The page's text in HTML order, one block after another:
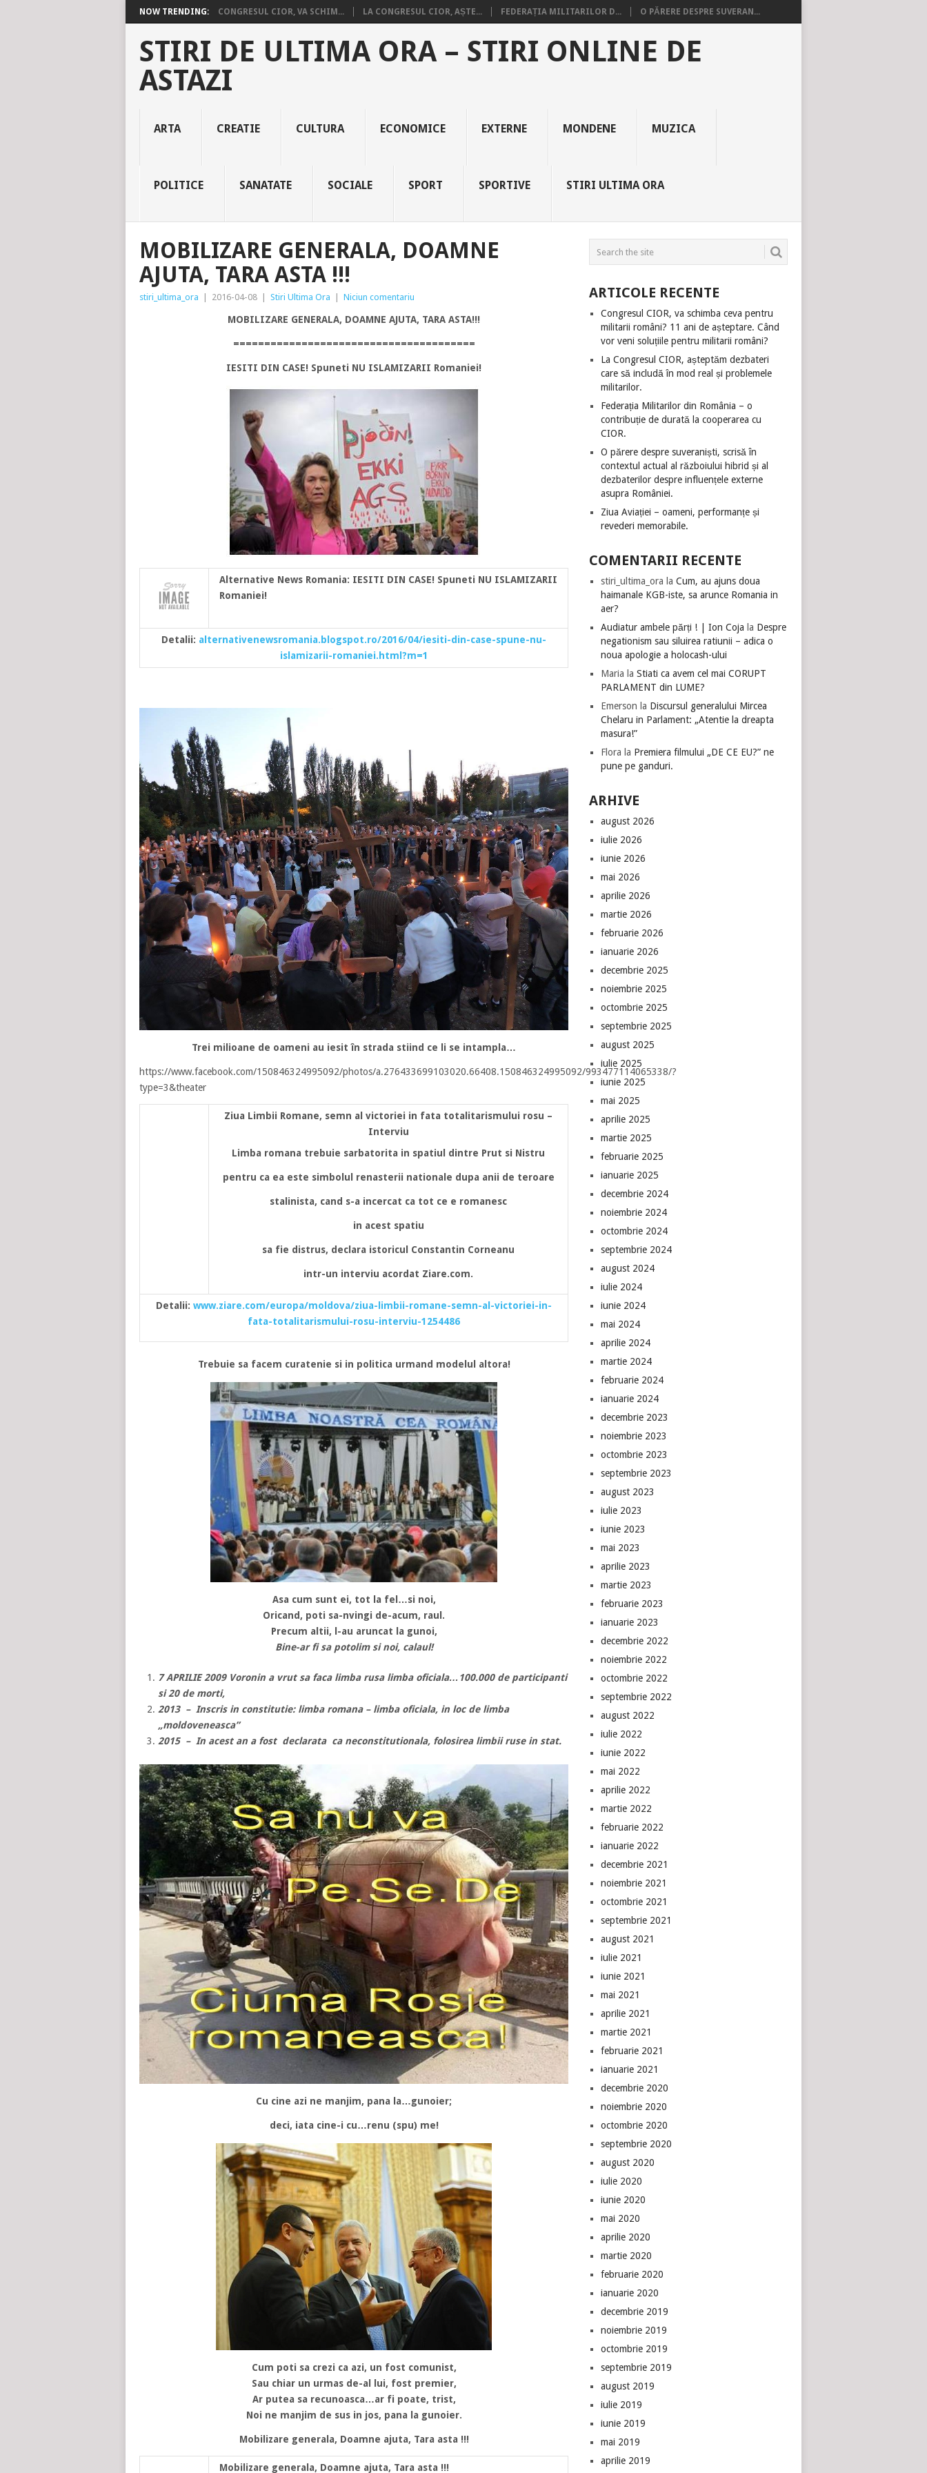
NOW TRENDING: CONGRESUL CIOR, VA SCHIM... LA CONGRESUL CIOR, AȘTE... FEDERAȚIA MILITARILOR D... O PĂRERE DESPRE SUVERAN...
STIRI DE ULTIMA ORA – STIRI ONLINE DE
ASTAZI
ARTA CREATIE CULTURA ECONOMICE EXTERNE MONDENE MUZICA
POLITICE SANATATE SOCIALE SPORT SPORTIVE STIRI ULTIMA ORA
MOBILIZARE GENERALA, DOAMNE
AJUTA, TARA ASTA !!!
stiri_ultima_ora 2016-04-08 Stiri Ultima Ora Niciun comentariu
MOBILIZARE GENERALA, DOAMNE AJUTA, TARA ASTA!!!
=======================================
IESITI DIN CASE! Spuneti NU ISLAMIZARII Romaniei!
Alternative News Romania: IESITI DIN CASE! Spuneti NU ISLAMIZARII
Romaniei!
Detalii: alternativenewsromania.blogspot.ro/2016/04/iesiti-din-case-spune-nu-
islamizarii-romaniei.html?m=1
Trei milioane de oameni au iesit în strada stiind ce li se intampla…
https://www.facebook.com/150846324995092/photos/a.276433699103020.66408.150846324995092/993477114065338/?
type=3&theater
Ziua Limbii Romane, semn al victoriei in fata totalitarismului rosu –
Interviu
Limba romana trebuie sarbatorita in spatiul dintre Prut si Nistru
pentru ca ea este simbolul renasterii nationale dupa anii de teroare
stalinista, cand s-a incercat ca tot ce e romanesc
in acest spatiu
sa fie distrus, declara istoricul Constantin Corneanu
intr-un interviu acordat Ziare.com.
Detalii: www.ziare.com/europa/moldova/ziua-limbii-romane-semn-al-victoriei-in-
fata-totalitarismului-rosu-interviu-1254486
Trebuie sa facem curatenie si in politica urmand modelul altora!
Asa cum sunt ei, tot la fel…si noi,
Oricand, poti sa-nvingi de-acum, raul.
Precum altii, l-au aruncat la gunoi,
Bine-ar fi sa potolim si noi, calaul!
7 APRILIE 2009 Voronin a vrut sa faca limba rusa limba oficiala…100.000 de participanti
si 20 de morti,
2013 – Inscris in constitutie: limba romana – limba oficiala, in loc de limba
„moldoveneasca”
2015 – In acest an a fost declarata ca neconstitutionala, folosirea limbii ruse in stat.
Cu cine azi ne manjim, pana la…gunoier;
deci, iata cine-i cu…renu (spu) me!
Cum poti sa crezi ca azi, un fost comunist,
Sau chiar un urmas de-al lui, fost premier,
Ar putea sa recunoasca…ar fi poate, trist,
Noi ne manjim de sus in jos, pana la gunoier.
Mobilizare generala, Doamne ajuta, Tara asta !!!
Mobilizare generala, Doamne ajuta, Tara asta !!!
ARTICOLE RECENTE
Congresul CIOR, va schimba ceva pentru
militarii români? 11 ani de așteptare. Când
vor veni soluțiile pentru militarii români?
La Congresul CIOR, așteptăm dezbateri
care să includă în mod real și problemele
militarilor.
Federația Militarilor din România – o
contribuție de durată la cooperarea cu
CIOR.
O părere despre suveraniști, scrisă în
contextul actual al războiului hibrid și al
dezbaterilor despre influențele externe
asupra României.
Ziua Aviației – oameni, performanțe și
revederi memorabile.
COMENTARII RECENTE
stiri_ultima_ora laCum, au ajuns doua
haimanale KGB-iste, sa arunce Romania in
aer?
Audiatur ambele părți ! | Ion Coja la Despre
negationism sau siluirea ratiunii – adica o
noua apologie a holocash-ului
Maria laStiati ca avem cel mai CORUPT
PARLAMENT din LUME?
Emerson la Discursul generalului Mircea
Chelaru in Parlament: „Atentie la dreapta
masura!”
Flora la Premiera filmului „DE CE EU?” ne
pune pe ganduri.
ARHIVE
august 2026
iulie 2026
iunie 2026
mai 2026
aprilie 2026
martie 2026
februarie 2026
ianuarie 2026
decembrie 2025
noiembrie 2025
octombrie 2025
septembrie 2025
august 2025
iulie 2025
iunie 2025
mai 2025
aprilie 2025
martie 2025
februarie 2025
ianuarie 2025
decembrie 2024
noiembrie 2024
octombrie 2024
septembrie 2024
august 2024
iulie 2024
iunie 2024
mai 2024
aprilie 2024
martie 2024
februarie 2024
ianuarie 2024
decembrie 2023
noiembrie 2023
octombrie 2023
septembrie 2023
august 2023
iulie 2023
iunie 2023
mai 2023
aprilie 2023
martie 2023
februarie 2023
ianuarie 2023
decembrie 2022
noiembrie 2022
octombrie 2022
septembrie 2022
august 2022
iulie 2022
iunie 2022
mai 2022
aprilie 2022
martie 2022
februarie 2022
ianuarie 2022
decembrie 2021
noiembrie 2021
octombrie 2021
septembrie 2021
august 2021
iulie 2021
iunie 2021
mai 2021
aprilie 2021
martie 2021
februarie 2021
ianuarie 2021
decembrie 2020
noiembrie 2020
octombrie 2020
septembrie 2020
august 2020
iulie 2020
iunie 2020
mai 2020
aprilie 2020
martie 2020
februarie 2020
ianuarie 2020
decembrie 2019
noiembrie 2019
octombrie 2019
septembrie 2019
august 2019
iulie 2019
iunie 2019
mai 2019
aprilie 2019